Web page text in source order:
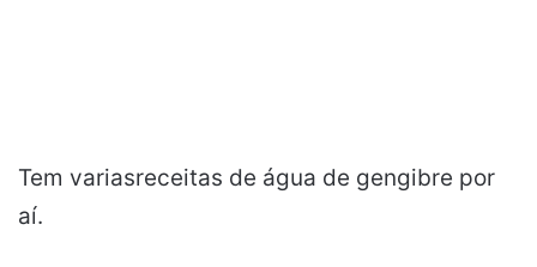
Tem variasreceitas de água de gengibre por
aí.